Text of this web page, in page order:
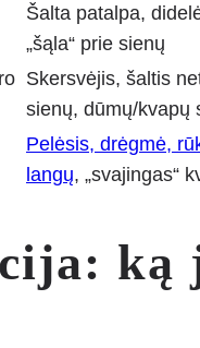
Šalta patalpa,
„šąla“ prie sienų
Skersvėjis, šaltis
sienų, dūmų/kvapų
Pelėsis, drėgmė,
langų, „svajingas“